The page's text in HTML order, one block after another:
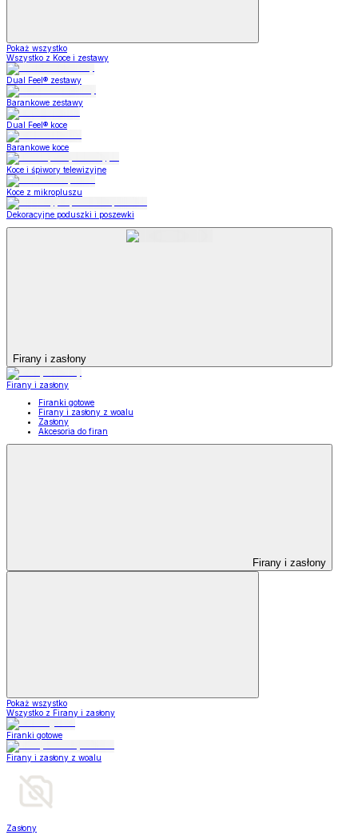
Pokaż wszystko
Wszystko z Koce i zestawy
Dual Feel® zestawy
Barankowe zestawy
Dual Feel® koce
Barankowe koce
Koce i śpiwory telewizyjne
Koce z mikropluszu
Dekoracyjne poduszki i poszewki
Firany i zasłony
Firany i zasłony
Firanki gotowe
Firany i zasłony z woalu
Zasłony
Akcesoria do firan
Firany i zasłony
Pokaż wszystko
Wszystko z Firany i zasłony
Firanki gotowe
Firany i zasłony z woalu
Zasłony